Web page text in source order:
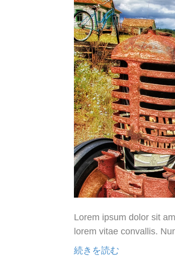
Lorem ipsum dolor sit
lorem vitae convallis.
続きを読む